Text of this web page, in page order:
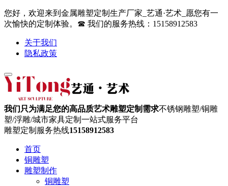
您好，欢迎来到金属雕塑定制生产厂家_艺通·艺术_愿您有一
次愉快的定制体验。☎ 我们的服务热线：15158912583
关于我们
隐私政策
我们只为满足您的高品质艺术雕塑定制需求不锈钢雕塑/铜雕
塑/浮雕/城市家具定制一站式服务平台
雕塑定制服务热线15158912583
首页
铜雕塑
雕塑制作
铜雕塑